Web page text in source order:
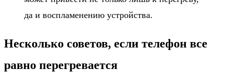
да и воспламенению устройства.
Несколько советов, если телефон все
равно перегревается